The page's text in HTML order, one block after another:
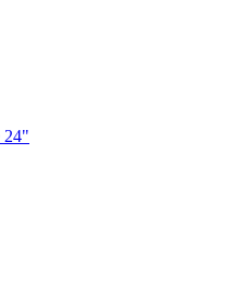
24"